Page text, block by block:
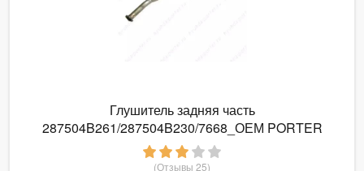
Глушитель задняя часть
287504B261/287504B230/7668_ОЕМ PORTER
портер
(Отзывы 25)